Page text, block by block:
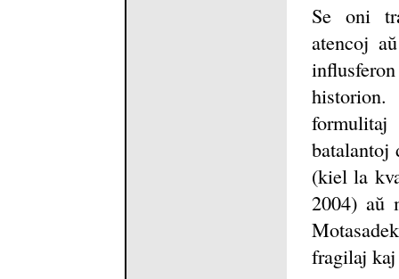
Se oni
atencoj
batalantoj
(kiel la
2004) aŭ
fragilaj